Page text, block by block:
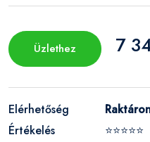
Üzlethez 7
Elérhetőség
Értékelés
⭐⭐⭐⭐⭐